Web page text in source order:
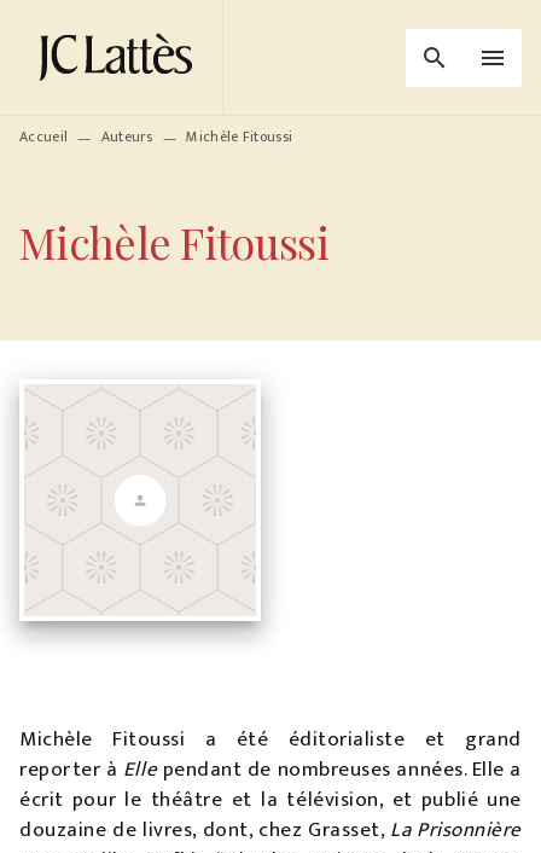
MENU RECHERCHE
PIED DE PAGE
search menu
Accueil — Auteurs — Michèle Fitoussi
Michèle Fitoussi
Michèle Fitoussi a été éditorialiste et grand
reporter à Ellependant de nombreuses années. Elle a
écrit pour le théâtre et la télévision, et publié une
douzaine de livres, dont, chez Grasset,La Prisonnière